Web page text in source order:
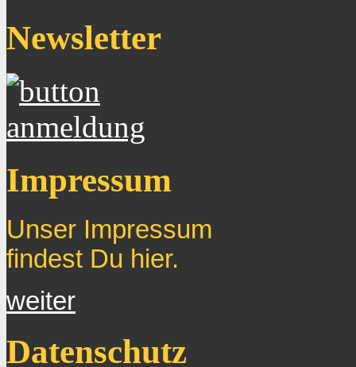
Newsletter
Impressum
Unser Impressum
findest Du hier.
weiter
Datenschutz